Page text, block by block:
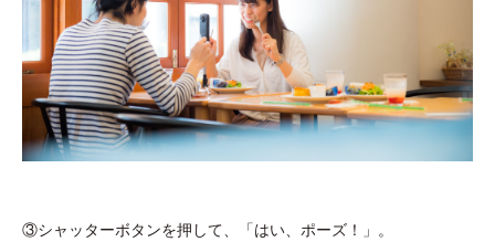
③シャッターボタンを押して、「はい、ポーズ！」。